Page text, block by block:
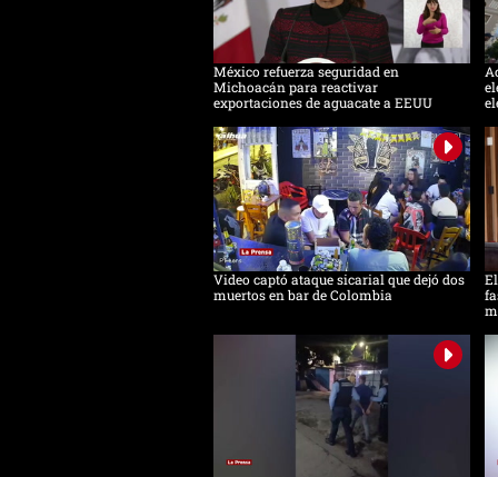
México refuerza seguridad en
Michoacán para reactivar
exportaciones de aguacate a EEUU
Video captó ataque sicarial que dejó dos
muertos en bar de Colombia